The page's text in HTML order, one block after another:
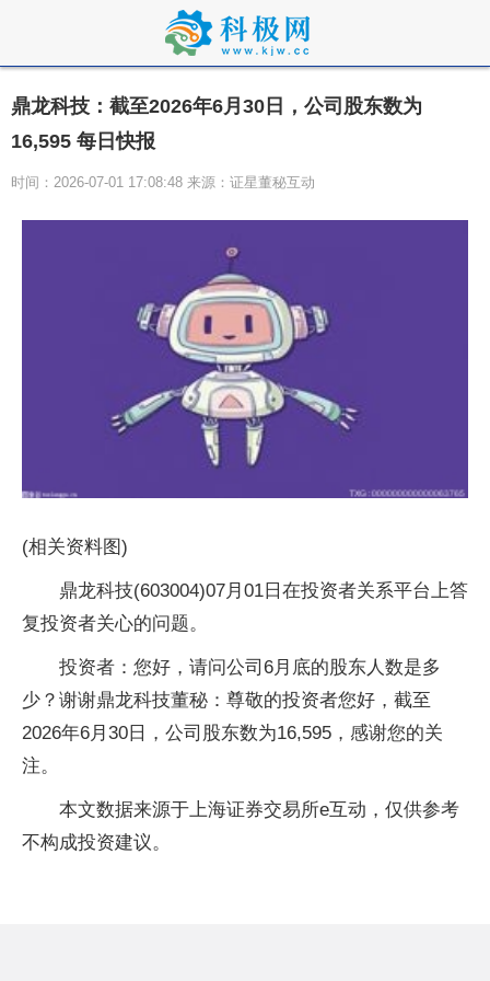
鼎龙科技：截至2026年6月30日，公司股东数为
16,595 每日快报
时间：2026-07-01 17:08:48 来源：证星董秘互动
(相关资料图)
鼎龙科技(603004)07月01日在投资者关系平台上答
复投资者关心的问题。
投资者：您好，请问公司6月底的股东人数是多
少？谢谢鼎龙科技董秘：尊敬的投资者您好，截至
2026年6月30日，公司股东数为16,595，感谢您的关
注。
本文数据来源于上海证券交易所e互动，仅供参考
不构成投资建议。